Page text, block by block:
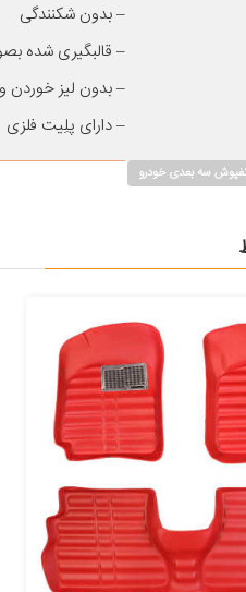
– بدون شکنندگی
– قالبگیری شده
– بدون لیز خوردن
– دارای پلِیت فلزی
سه بعدی خودرو